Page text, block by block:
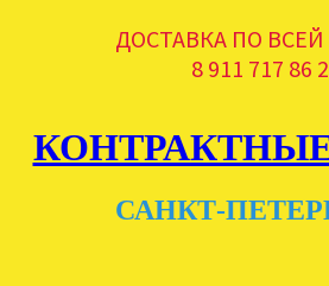
САНКТ-
ДОСТАВКА ПО
8 911 717 86